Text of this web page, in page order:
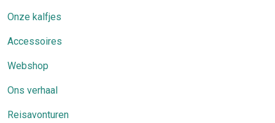
Onze kalfjes
Accessoires
Webshop
Ons verhaal
Reisavonturen